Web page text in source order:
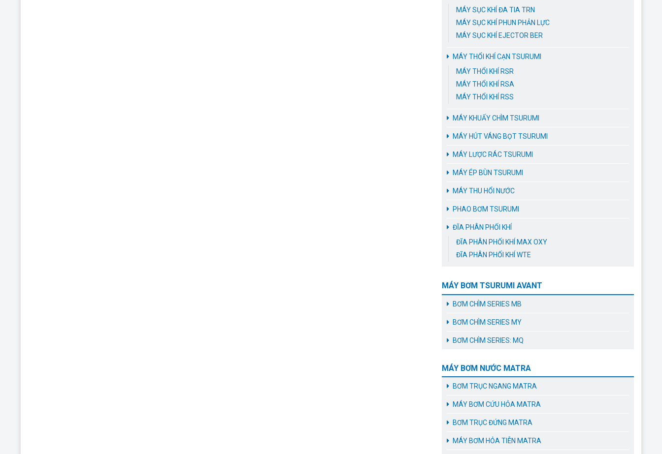
MÁY SỤC KHÍ ĐA TIA TRN
MÁY SỤC KHÍ PHUN PHẢN LỰC
MÁY SỤC KHÍ EJECTOR BER
MÁY THỔI KHÍ CẠN TSURUMI
MÁY THỔI KHÍ RSR
MÁY THỔI KHÍ RSA
MÁY THỔI KHÍ RSS
MÁY KHUẤY CHÌM TSURUMI
MÁY HÚT VÁNG BỌT TSURUMI
MÁY LƯỢC RÁC TSURUMI
MÁY ÉP BÙN TSURUMI
MÁY THU HỔI NƯỚC
PHAO BƠM TSURUMI
ĐĨA PHÂN PHỐI KHÍ
ĐĨA PHÂN PHỐI KHÍ MAX OXY
ĐĨA PHÂN PHỐI KHÍ WTE
MÁY BƠM TSURUMI AVANT
BƠM CHÌM SERIES MB
BƠM CHÌM SERIES MY
BƠM CHÌM SERIES: MQ
MÁY BƠM NƯỚC MATRA
BƠM TRỤC NGANG MATRA
MÁY BƠM CỨU HỎA MATRA
BƠM TRỤC ĐỨNG MATRA
MÁY BƠM HỎA TIỄN MATRA